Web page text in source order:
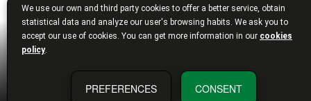
1 2 3
We use our own and third party cookies to offer a better service, obtain
statistical data and analyze our user's browsing habits. We ask you to
accept our use of cookies. You can get more information in our cookies
policy.
PREFERENCES CONSENT